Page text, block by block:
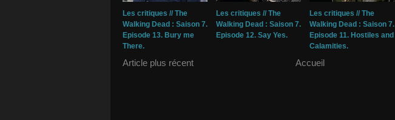
Les critiques // The
Walking Dead : Saison 7.
Episode 13. Bury me
There.
Les critiques // The
Walking Dead : Saison 7.
Episode 12. Say Yes.
Les critiques // The
Walking Dead : Saison 7.
Episode 11. Hostiles and
Calamities.
Article plus récent Accueil